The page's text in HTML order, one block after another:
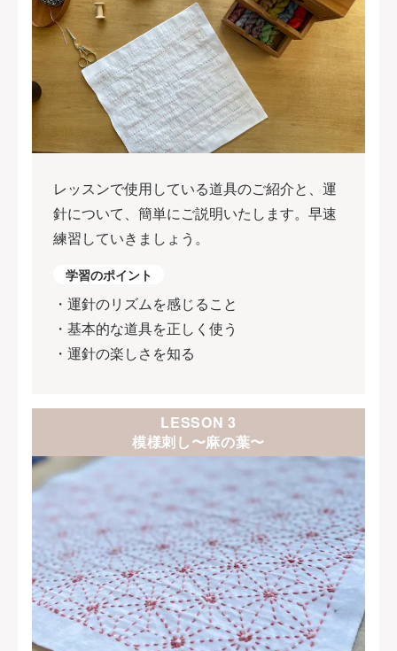
レッスンで使用している道具のご紹介と、運
針について、簡単にご説明いたします。早速
練習していきましょう。
学習のポイント
・運針のリズムを感じること
・基本的な道具を正しく使う
・運針の楽しさを知る
LESSON 3
模様刺し〜麻の葉〜